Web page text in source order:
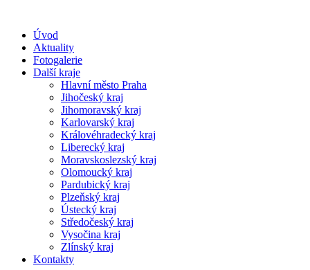
Úvod
Aktuality
Fotogalerie
Další kraje
Hlavní město Praha
Jihočeský kraj
Jihomoravský kraj
Karlovarský kraj
Královéhradecký kraj
Liberecký kraj
Moravskoslezský kraj
Olomoucký kraj
Pardubický kraj
Plzeňský kraj
Ústecký kraj
Středočeský kraj
Vysočina kraj
Zlínský kraj
Kontakty